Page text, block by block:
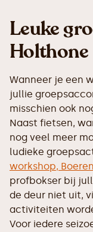
Leuke
Holthone
Wanneer je een
jullie
misschien ook
Naast fietsen,
nog veel meer
ludieke
workshop,
profbokser bij
de deur niet uit,
activiteiten
Voor iedere